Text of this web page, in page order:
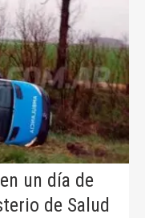
un día de
de Salud